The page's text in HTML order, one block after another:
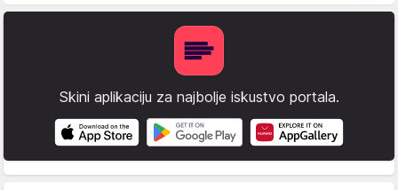
Skini aplikaciju za najbolje iskustvo portala.